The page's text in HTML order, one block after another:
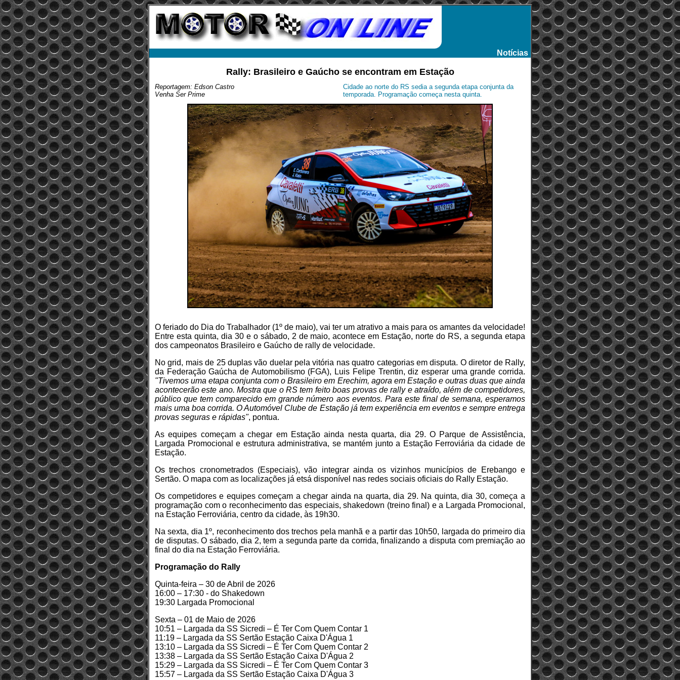
Notícias
Rally: Brasileiro e Gaúcho se encontram em Estação
Reportagem: Edson Castro
Venha Ser Prime
Cidade ao norte do RS sedia a segunda etapa conjunta da
temporada. Programação começa nesta quinta.
O feriado do Dia do Trabalhador (1º de maio), vai ter um atrativo a mais para os amantes da velocidade!
Entre esta quinta, dia 30 e o sábado, 2 de maio, acontece em Estação, norte do RS, a segunda etapa
dos campeonatos Brasileiro e Gaúcho de rally de velocidade.
No grid, mais de 25 duplas vão duelar pela vitória nas quatro categorias em disputa. O diretor de Rally,
da Federação Gaúcha de Automobilismo (FGA), Luis Felipe Trentin, diz esperar uma grande corrida.
"Tivemos uma etapa conjunta com o Brasileiro em Erechim, agora em Estação e outras duas que ainda
acontecerão este ano. Mostra que o RS tem feito boas provas de rally e atraído, além de competidores,
público que tem comparecido em grande número aos eventos. Para este final de semana, esperamos
mais uma boa corrida. O Automóvel Clube de Estação já tem experiência em eventos e sempre entrega
provas seguras e rápidas", pontua.
As equipes começam a chegar em Estação ainda nesta quarta, dia 29. O Parque de Assistência,
Largada Promocional e estrutura administrativa, se mantém junto a Estação Ferroviária da cidade de
Estação.
Os trechos cronometrados (Especiais), vão integrar ainda os vizinhos municípios de Erebango e
Sertão. O mapa com as localizações já etsá disponível nas redes sociais oficiais do Rally Estação.
Os competidores e equipes começam a chegar ainda na quarta, dia 29. Na quinta, dia 30, começa a
programação com o reconhecimento das especiais, shakedown (treino final) e a Largada Promocional,
na Estação Ferroviária, centro da cidade, às 19h30.
Na sexta, dia 1º, reconhecimento dos trechos pela manhã e a partir das 10h50, largada do primeiro dia
de disputas. O sábado, dia 2, tem a segunda parte da corrida, finalizando a disputa com premiação ao
final do dia na Estação Ferroviária.
Programação do Rally
Quinta-feira – 30 de Abril de 2026
16:00 – 17:30 - do Shakedown
19:30 Largada Promocional
Sexta – 01 de Maio de 2026
10:51 – Largada da SS Sicredi – É Ter Com Quem Contar 1
11:19 – Largada da SS Sertão Estação Caixa D'Água 1
13:10 – Largada da SS Sicredi – É Ter Com Quem Contar 2
13:38 – Largada da SS Sertão Estação Caixa D'Água 2
15:29 – Largada da SS Sicredi – É Ter Com Quem Contar 3
15:57 – Largada da SS Sertão Estação Caixa D'Água 3